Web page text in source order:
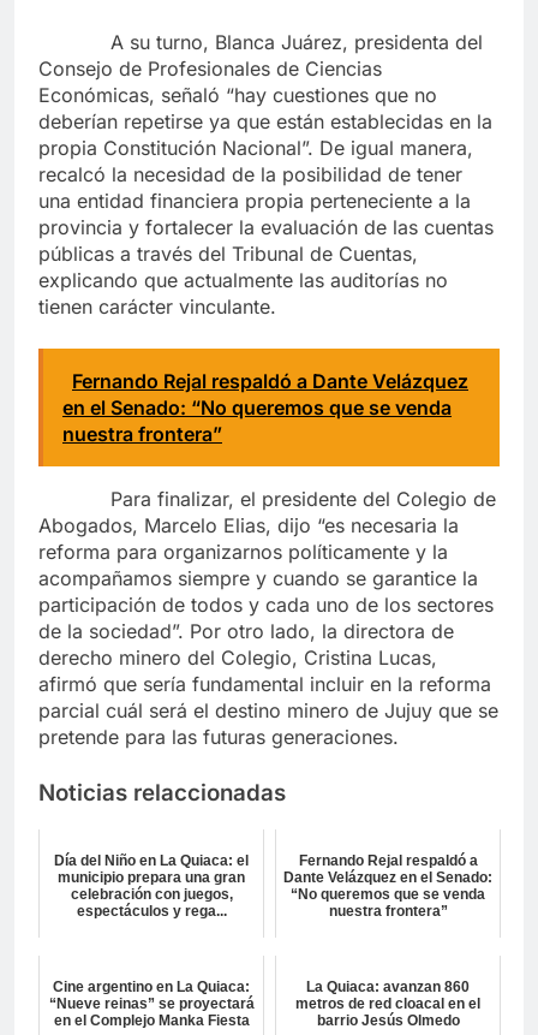
A su turno, Blanca Juárez, presidenta del
Consejo de Profesionales de Ciencias
Económicas, señaló “hay cuestiones que no
deberían repetirse ya que están establecidas en la
propia Constitución Nacional”. De igual manera,
recalcó la necesidad de la posibilidad de tener
una entidad financiera propia perteneciente a la
provincia y fortalecer la evaluación de las cuentas
públicas a través del Tribunal de Cuentas,
explicando que actualmente las auditorías no
tienen carácter vinculante.
Fernando Rejal respaldó a Dante Velázquez
en el Senado: “No queremos que se venda
nuestra frontera”
Para finalizar, el presidente del Colegio de
Abogados, Marcelo Elias, dijo “es necesaria la
reforma para organizarnos políticamente y la
acompañamos siempre y cuando se garantice la
participación de todos y cada uno de los sectores
de la sociedad”. Por otro lado, la directora de
derecho minero del Colegio, Cristina Lucas,
afirmó que sería fundamental incluir en la reforma
parcial cuál será el destino minero de Jujuy que se
pretende para las futuras generaciones.
Noticias relaccionadas
Día del Niño en La Quiaca: el
municipio prepara una gran
celebración con juegos,
espectáculos y rega...
Fernando Rejal respaldó a
Dante Velázquez en el Senado:
“No queremos que se venda
nuestra frontera”
Cine argentino en La Quiaca:
“Nueve reinas” se proyectará
en el Complejo Manka Fiesta
La Quiaca: avanzan 860
metros de red cloacal en el
barrio Jesús Olmedo